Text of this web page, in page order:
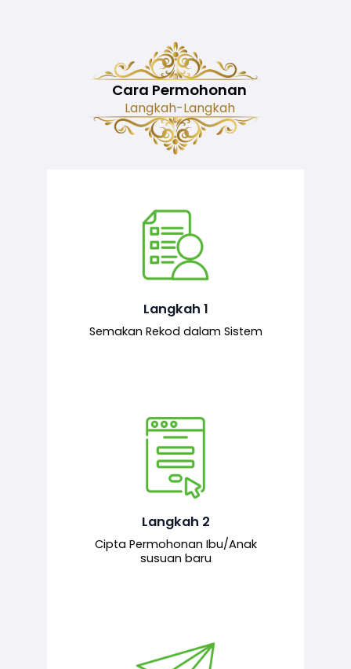
Cara Permohonan
Langkah-Langkah
Langkah 1
Semakan Rekod dalam Sistem
Semakan ke atas sejarah permohonan
yang pernah dibuat oleh pemohon,
Langkah 2
Cipta Permohonan Ibu/Anak
susuan baru
Pemohon mengisi borang
permohonan bagi pendaftaran
baharu melalui sistem.